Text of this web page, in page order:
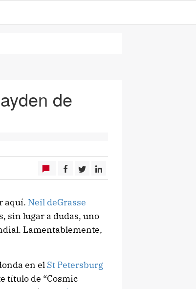
de
aquí. Neil deGrasse
sin lugar a dudas, uno
Lamentablemente,
en el St Petersburg
título de “Cosmic